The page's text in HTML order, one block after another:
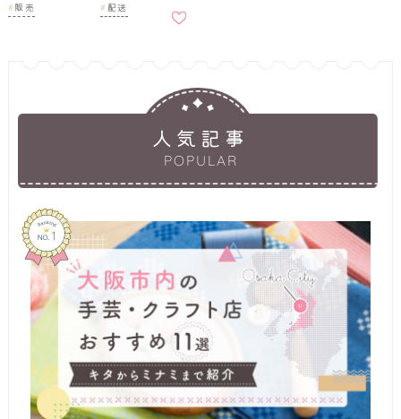
販売 配送
入りに
人気記事
POPULAR